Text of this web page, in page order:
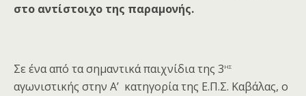
στο αντίστοιχο της παραμονής.
Σε ένα από τα σημαντικά παιχνίδια της 3ης
αγωνιστικής στην Α’ κατηγορία της Ε.Π.Σ. Καβάλας, ο